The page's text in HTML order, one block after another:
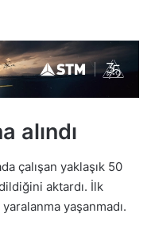
alındı
çalışan yaklaşık 50
aktardı. İlk
yaşanmadı.